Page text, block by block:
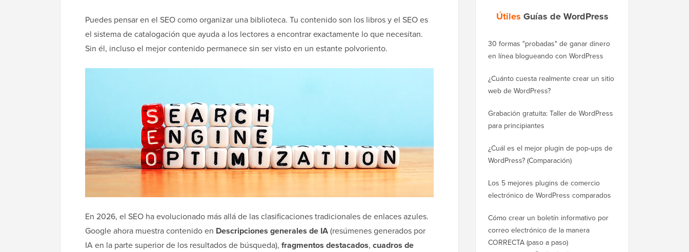
Puedes pensar en el SEO como organizar una biblioteca. Tu contenido son los libros y el SEO es
el sistema de catalogación que ayuda a los lectores a encontrar exactamente lo que necesitan.
Sin él, incluso el mejor contenido permanece sin ser visto en un estante polvoriento.
En 2026, el SEO ha evolucionado más allá de las clasificaciones tradicionales de enlaces azules.
Google ahora muestra contenido en Descripciones generales de IA(resúmenes generados por
IA en la parte superior de los resultados de búsqueda), fragmentos destacados, cuadros de
Útiles Guías de WordPress
30 formas "probadas" de ganar dinero
en línea blogueando con WordPress
¿Cuánto cuesta realmente crear un sitio
web de WordPress?
Grabación gratuita: Taller de WordPress
para principiantes
¿Cuál es el mejor plugin de pop-ups de
WordPress? (Comparación)
Los 5 mejores plugins de comercio
electrónico de WordPress comparados
Cómo crear un boletín informativo por
correo electrónico de la manera
CORRECTA (paso a paso)